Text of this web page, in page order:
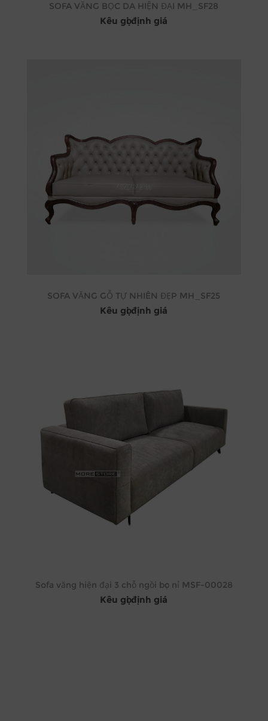
SOFA VĂNG BỌC DA HIỆN ĐẠI MH_SF28
Kêu gọi định giá
SOFA VĂNG GỖ TỰ NHIÊN ĐẸP MH_SF25
Kêu gọi định giá
Sofa văng hiện đại 3 chỗ ngồi bọc nỉ MSF-00028
Kêu gọi định giá